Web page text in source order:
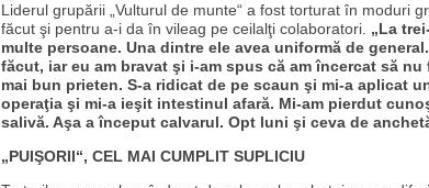
Liderul grupării „Vulturul de munte“ a fost torturat în moduri
făcut şi pentru a-i da în vileag pe ceilalţi colaboratori. „La
multe persoane. Una dintre ele avea uniformă de
făcut, iar eu am bravat şi i-am spus că am încercat să
mai bun prieten. S-a ridicat de pe scaun şi mi-a aplicat
operaţia şi mi-a ieşit intestinul afară. Mi-am pierdut
salivă. Aşa a început calvarul. Opt luni şi ceva de
„PUIŞORII“, CEL MAI CUMPLIT SUPLICIU